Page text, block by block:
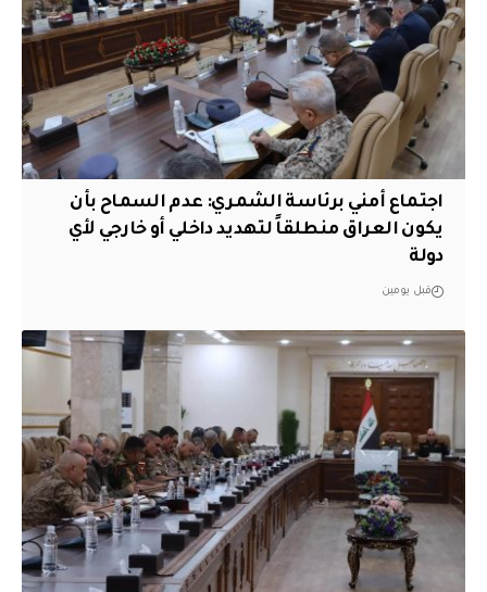
اجتماع أمني برئاسة الشمري: عدم السماح بأن
يكون العراق منطلقاً لتهديد داخلي أو خارجي لأي
دولة
قبل يومين